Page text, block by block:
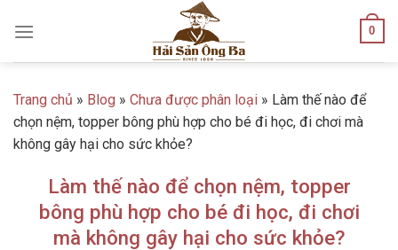
0
Trang chủ » Blog » Chưa được phân loại » Làm thế nào để
chọn nệm, topper bông phù hợp cho bé đi học, đi chơi mà
không gây hại cho sức khỏe?
Làm thế nào để chọn nệm, topper
bông phù hợp cho bé đi học, đi chơi
mà không gây hại cho sức khỏe?